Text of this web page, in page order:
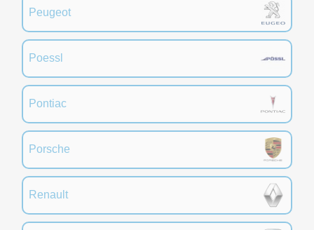
Peugeot
Poessl
Pontiac
Porsche
Renault